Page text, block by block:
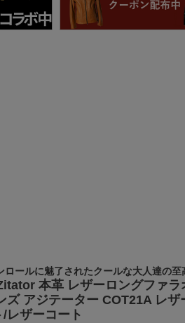
ロールに魅了されたクールな大人達の至
本革 レザーロングファラ
ズ アジテーター COT21A レザ
レザーコート